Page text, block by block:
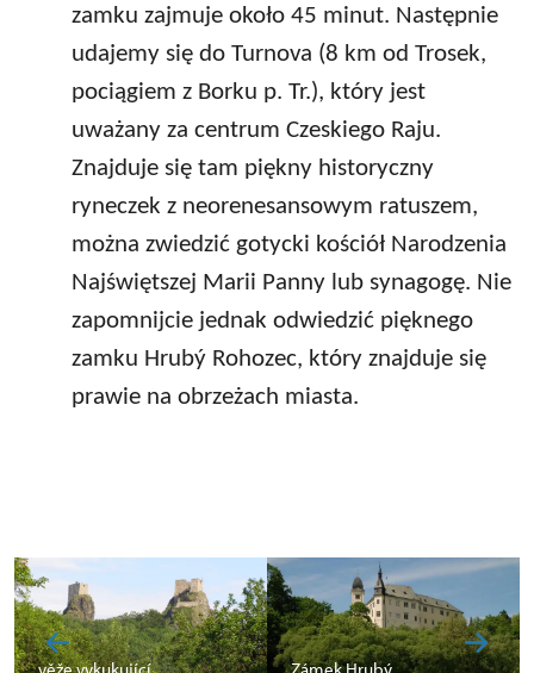
zamku zajmuje około 45 minut. Następnie
udajemy się do Turnova (8 km od Trosek,
pociągiem z Borku p. Tr.), który jest
uważany za centrum Czeskiego Raju.
Znajduje się tam piękny historyczny
ryneczek z neorenesansowym ratuszem,
można zwiedzić gotycki kościół Narodzenia
Najświętszej Marii Panny lub synagogę. Nie
zapomnijcie jednak odwiedzić pięknego
zamku Hrubý Rohozec, który znajduje się
prawie na obrzeżach miasta.